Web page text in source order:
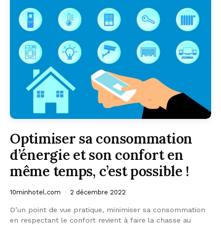
Optimiser sa consommation
d’énergie et son confort en
même temps, c’est possible !
10minhotel.com 2 décembre 2022
D’un point de vue pratique, minimiser sa consommation
en respectant le confort revient à faire la chasse au